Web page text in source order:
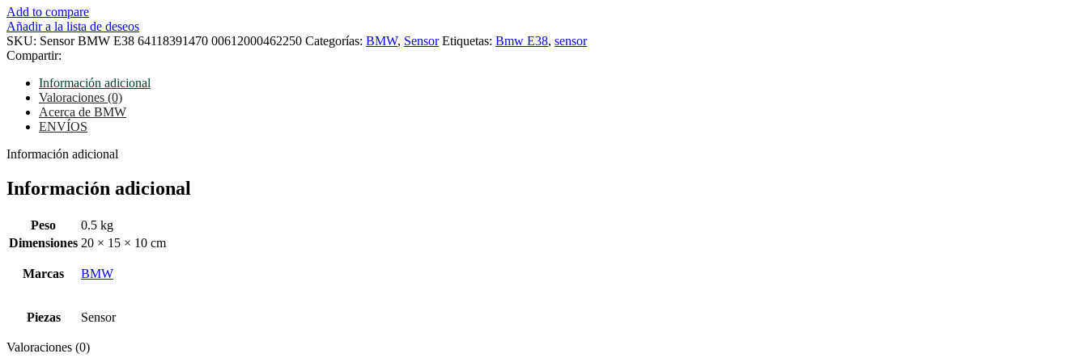
Add to compare
Añadir a la lista de deseos
SKU: Sensor BMW E38 64118391470 00612000462250 Categorías: BMW, Sensor Etiquetas: Bmw E38, sensor
Compartir:
Información adicional
Valoraciones (0)
Acerca de BMW
ENVÍOS
Información adicional
Información adicional
Peso
0.5 kg
Dimensiones 20 × 15 × 10 cm
Marcas BMW
Piezas Sensor
Valoraciones (0)